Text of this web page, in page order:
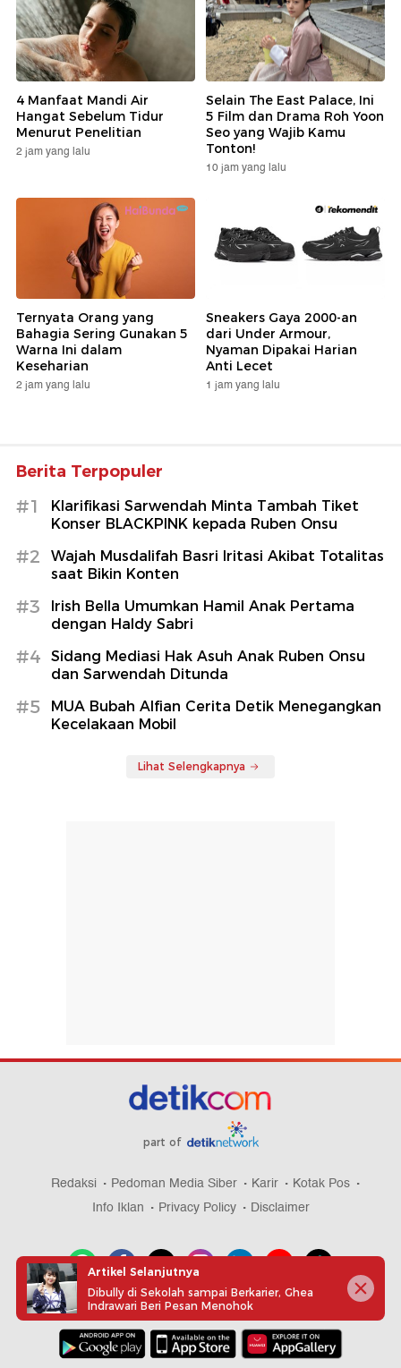
4 Manfaat Mandi Air
Hangat Sebelum Tidur
Menurut Penelitian
2 jam yang lalu
Selain The East Palace, Ini
5 Film dan Drama Roh Yoon
Seo yang Wajib Kamu
Tonton!
10 jam yang lalu
Ternyata Orang yang
Bahagia Sering Gunakan 5
Warna Ini dalam
Keseharian
2 jam yang lalu
Sneakers Gaya 2000-an
dari Under Armour,
Nyaman Dipakai Harian
Anti Lecet
1 jam yang lalu
Berita Terpopuler
#1
Klarifikasi Sarwendah Minta Tambah Tiket
Konser BLACKPINK kepada Ruben Onsu
#2
Wajah Musdalifah Basri Iritasi Akibat Totalitas
saat Bikin Konten
#3
Irish Bella Umumkan Hamil Anak Pertama
dengan Haldy Sabri
#4
Sidang Mediasi Hak Asuh Anak Ruben Onsu
dan Sarwendah Ditunda
#5
MUA Bubah Alfian Cerita Detik Menegangkan
Kecelakaan Mobil
Lihat Selengkapnya
part of
Redaksi Pedoman Media Siber Karir
Kotak Pos
Info Iklan
Privacy Policy Disclaimer
Download aplikasi detikcom
Artikel Selanjutnya
Dibully di Sekolah sampai Berkarier, Ghea
Indrawari Beri Pesan Menohok